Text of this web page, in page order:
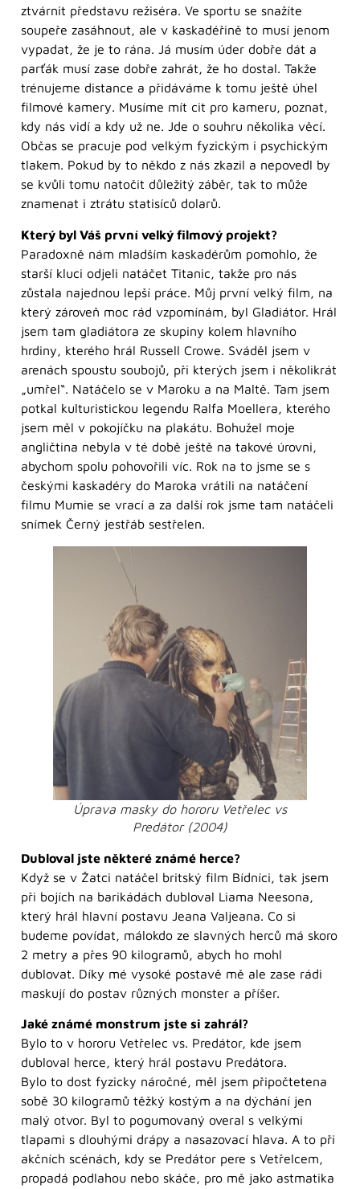
ztvárnit představu režiséra. Ve sportu se snažíte
soupeře zasáhnout, ale v kaskadéřině to musí jenom
vypadat, že je to rána. Já musím úder dobře dát a
parťák musí zase dobře zahrát, že ho dostal. Takže
trénujeme distance a přidáváme k tomu ještě úhel
filmové kamery. Musíme mít cit pro kameru, poznat,
kdy nás vidí a kdy už ne. Jde o souhru několika věcí.
Občas se pracuje pod velkým fyzickým i psychickým
tlakem. Pokud by to někdo z nás zkazil a nepovedl by
se kvůli tomu natočit důležitý záběr, tak to může
znamenat i ztrátu statisíců dolarů.
Který byl Váš první velký filmový projekt?
Paradoxně nám mladším kaskadérům pomohlo, že
starší kluci odjeli natáčet Titanic, takže pro nás
zůstala najednou lepší práce. Můj první velký film, na
který zároveň moc rád vzpomínám, byl Gladiátor. Hrál
jsem tam gladiátora ze skupiny kolem hlavního
hrdiny, kterého hrál Russell Crowe. Sváděl jsem v
arenách spoustu soubojů, při kterých jsem i několikrát
„umřel“. Natáčelo se v Maroku a na Maltě. Tam jsem
potkal kulturistickou legendu Ralfa Moellera, kterého
jsem měl v pokojíčku na plakátu. Bohužel moje
angličtina nebyla v té době ještě na takové úrovni,
abychom spolu pohovořili víc. Rok na to jsme se s
českými kaskadéry do Maroka vrátili na natáčení
filmu Mumie se vrací a za další rok jsme tam natáčeli
snímek Černý jestřáb sestřelen.
Úprava masky do hororu Vetřelec vs
Predátor (2004)
Dubloval jste některé známé herce?
Když se v Žatci natáčel britský film Bídníci, tak jsem
při bojích na barikádách dubloval Liama Neesona,
který hrál hlavní postavu Jeana Valjeana. Co si
budeme povídat, málokdo ze slavných herců má skoro
2 metry a přes 90 kilogramů, abych ho mohl
dublovat. Díky mé vysoké postavě mě ale zase rádi
maskují do postav různých monster a příšer.
Jaké známé monstrum jste si zahrál?
Bylo to v hororu Vetřelec vs. Predátor, kde jsem
dubloval herce, který hrál postavu Predátora.
Bylo to dost fyzicky náročné, měl jsem připočtetena
sobě 30 kilogramů těžký kostým a na dýchání jen
malý otvor. Byl to pogumovaný overal s velkými
tlapami s dlouhými drápy a nasazovací hlava. A to při
akčních scénách, kdy se Predátor pere s Vetřelcem,
propadá podlahou nebo skáče, pro mě jako astmatika